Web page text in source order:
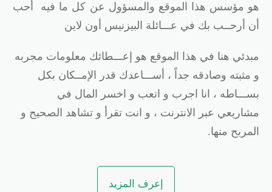
مؤسس هذا الموقع والمسؤول عن كل ما فيه أحب
أرحــب بك في عـــائلة البيزنيس أون لاين
هنا في هذا الموقع هو إعـــطائك معلومات مجربه
مثبته وصادقه جداً ، أســـاعدك قدر الإمــكان بكل
، انا اجرب و اتعب و اخسر المال في
عبر الانترنت ، و انت تقرأ و تشاهد الصحيح و
منها.
إعرف المزيد